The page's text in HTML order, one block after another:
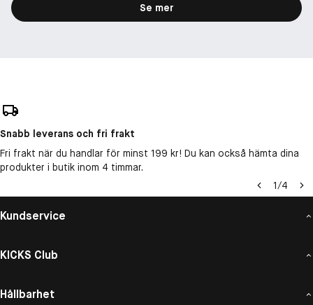
Se mer
Snabb leverans och fri frakt
Fri frakt när du handlar för minst 199 kr! Du kan också hämta dina
produkter i butik inom 4 timmar.
1/4
Kundservice
KICKS Club
Hållbarhet